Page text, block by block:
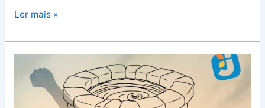
Ler mais »
“esquema
zero”